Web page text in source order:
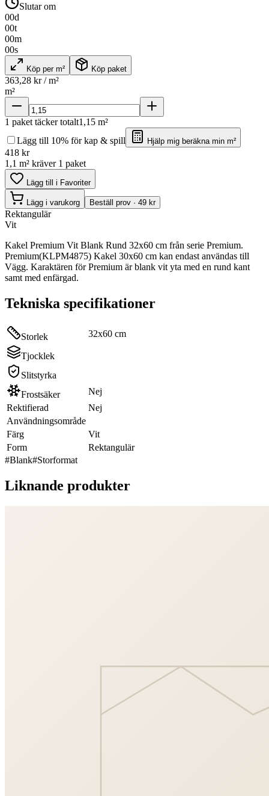
Slutar om
00d
00t
00m
00s
Köp per m² Köp paket
363,28 kr / m²
m²
1 paket täcker totalt1,15 m²
Lägg till 10% för kap & spill
Hjälp mig beräkna min m²
418 kr
1,1 m² kräver 1 paket
Lägg till i Favoriter
Lägg i varukorg Beställ prov · 49 kr
Rektangulär
Vit
Kakel Premium Vit Blank Rund 32x60 cm från serie Premium.
Premium(KLPM4875) Kakel 30x60 cm kan endast användas till
Vägg. Karaktären för Premium är blank vit yta med en rund kant
samt med enfärgad.
Tekniska specifikationer
Storlek 32x60 cm
Tjocklek
Slitstyrka
Frostsäker
Nej
Rektifierad
Nej
Användningsområde
Färg
Vit
Form
Rektangulär
#Blank#Storformat
Liknande produkter